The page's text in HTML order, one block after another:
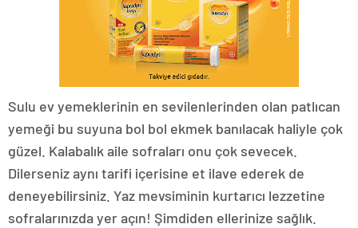
Sulu ev yemeklerinin en sevilenlerinden olan patlıcan
yemeği bu suyuna bol bol ekmek banılacak haliyle çok
güzel. Kalabalık aile sofraları onu çok sevecek.
Dilerseniz aynı tarifi içerisine et ilave ederek de
deneyebilirsiniz. Yaz mevsiminin kurtarıcı lezzetine
sofralarınızda yer açın! Şimdiden ellerinize sağlık.